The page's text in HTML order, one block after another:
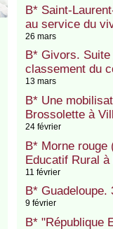
B* Saint-
au service du
26 mars
B* Givors.
classement du
13 mars
B* Une
Brossolette à
24 février
B* Morne rouge
Educatif Rural à
11 février
B*
9 février
B* "République